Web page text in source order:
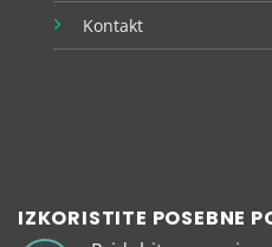
Kontakt
IZKORISTITE POSEBNE